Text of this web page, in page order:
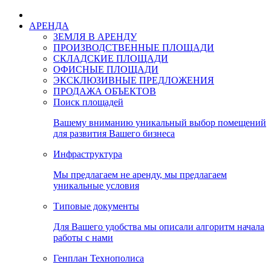
АРЕНДА
ЗЕМЛЯ В АРЕНДУ
ПРОИЗВОДСТВЕННЫЕ ПЛОЩАДИ
СКЛАДСКИЕ ПЛОЩАДИ
ОФИСНЫЕ ПЛОЩАДИ
ЭКСКЛЮЗИВНЫЕ ПРЕДЛОЖЕНИЯ
ПРОДАЖА ОБЪЕКТОВ
Поиск площадей
Вашему вниманию уникальный выбор помещений
для развития Вашего бизнеса
Инфраструктура
Мы предлагаем не аренду, мы предлагаем
уникальные условия
Типовые документы
Для Вашего удобства мы описали алгоритм начала
работы с нами
Генплан Технополиса